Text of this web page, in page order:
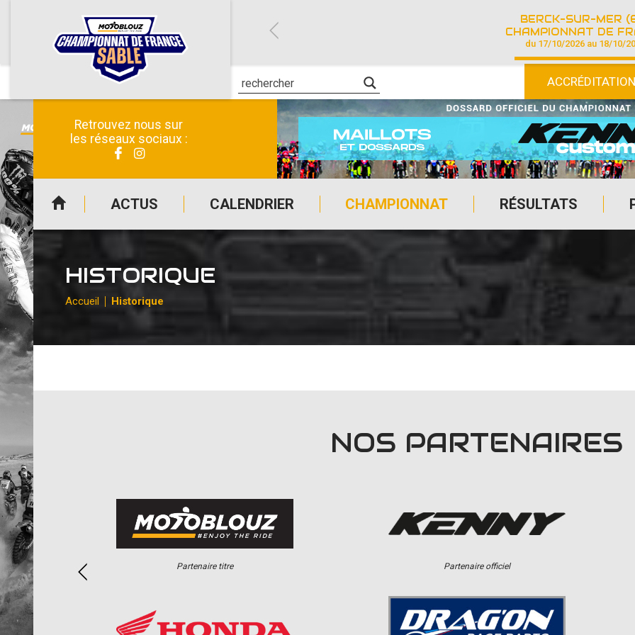
Retrouvez nous sur
les réseaux sociaux :
ACTUS CALENDRIER CHAMPIONNAT RÉSULTATS
BERCK-SUR-MER
CHAMPIONNAT DE FRANCE DE COURSE
du 17/10/2026 au 18/10/
HISTORIQUE
Accueil Historique
NOS PARTENAIRES
Partenaire titre Partenaire officiel